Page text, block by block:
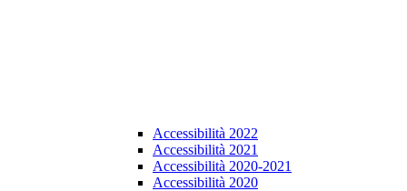
Accessibilità 2022
Accessibilità 2021
Accessibilità 2020-2021
Accessibilità 2020